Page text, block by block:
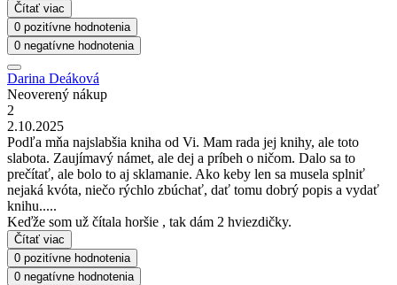
Čítať viac
0 pozitívne hodnotenia
0 negatívne hodnotenia
Darina Deáková
Neoverený nákup
2
2.10.2025
Podľa mňa najslabšia kniha od Vi. Mam rada jej knihy, ale toto
slabota. Zaujímavý námet, ale dej a príbeh o ničom. Dalo sa to
prečítať, ale bolo to aj sklamanie. Ako keby len sa musela splniť
nejaká kvóta, niečo rýchlo zbúchať, dať tomu dobrý popis a vydať
knihu.....
Keďže som už čítala horšie , tak dám 2 hviezdičky.
Čítať viac
0 pozitívne hodnotenia
0 negatívne hodnotenia